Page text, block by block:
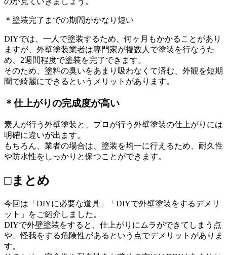
＊塗装完了までの期間がかなり短い
DIYでは、一人で塗装するため、何ヶ月もかかることがあり
ますが、外壁塗装業者は専門家が複数人で塗装を行なうた
め、2週間程度で塗装を完了できます。
そのため、塗料の臭いをあまり吸わなくて済む、外観を短期
間で綺麗にできるというメリットがあります。
＊仕上がりの完成度が高い
素人が行う外壁塗装と、プロが行う外壁塗装の仕上がりには
明確に違いが出ます。
もちろん、業者の場合は、塗装を均一に行えるため、耐久性
や防水性をしっかりと保つことができます。
□まとめ
今回は「DIYに必要な道具」「DIYで外壁塗装をするデメリ
ット」をご紹介しました。
DIYで外壁塗装をすると、仕上がりにムラができてしまう点
や、怪我をする危険性があるという点でデメリットがありま
す。